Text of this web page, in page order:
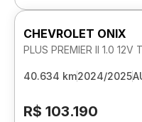
CHEVROLET ONIX
PLUS PREMIER II 1.0
40.634 km2024/2025
R$ 103.190